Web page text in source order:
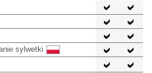
sylwetki